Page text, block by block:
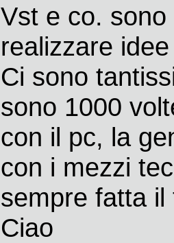
Vst e co.
realizzare
Ci sono
sono 1000
con il pc, la
con i mezzi
sempre fatta il
Ciao